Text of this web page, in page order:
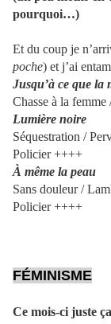
pourquoi…)
Et du coup je
poche) et j’ai
Jusqu’à ce que la
Chasse à la
Lumière noire
Séquestration /
Policier ++++
À même la peau
Sans douleur /
Policier ++++
FÉMINISME
Ce mois-ci juste